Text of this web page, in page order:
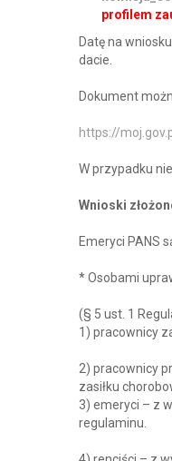
profilem
Datę na
dacie.
Dokument
https://
W przypadku
Wnioski
Emeryci PANS
* Osobami
(§ 5 ust. 1
1) pracownicy
2) pracownicy
zasiłku
3) emeryci – z
regulaminu.